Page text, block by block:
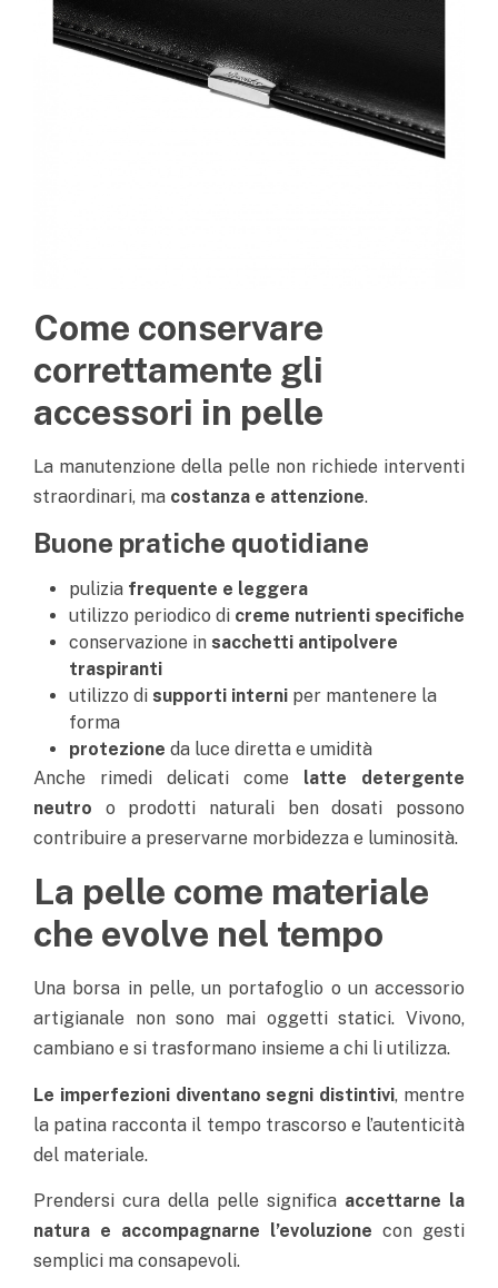
Come conservare
correttamente gli
accessori in pelle
La manutenzione della pelle non richiede interventi
straordinari, ma costanza e attenzione.
Buone pratiche quotidiane
pulizia frequente e leggera
utilizzo periodico di creme nutrienti specifiche
conservazione in sacchetti antipolvere
traspiranti
utilizzo di supporti interni per mantenere la
forma
protezione da luce diretta e umidità
Anche rimedi delicati come latte detergente
neutro o prodotti naturali ben dosati possono
contribuire a preservarne morbidezza e luminosità.
La pelle come materiale
che evolve nel tempo
Una borsa in pelle, un portafoglio o un accessorio
artigianale non sono mai oggetti statici. Vivono,
cambiano e si trasformano insieme a chi li utilizza.
Le imperfezioni diventano segni distintivi, mentre
la patina racconta il tempo trascorso e l’autenticità
del materiale.
Prendersi cura della pelle significa accettarne la
natura e accompagnarne l’evoluzione con gesti
semplici ma consapevoli.